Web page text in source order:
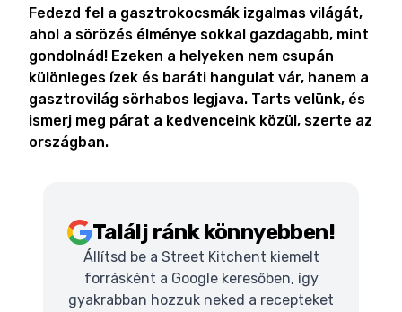
Fedezd fel a gasztrokocsmák izgalmas világát,
ahol a sörözés élménye sokkal gazdagabb, mint
gondolnád! Ezeken a helyeken nem csupán
különleges ízek és baráti hangulat vár, hanem a
gasztrovilág sörhabos legjava. Tarts velünk, és
ismerj meg párat a kedvenceink közül, szerte az
országban.
Találj ránk könnyebben!
Állítsd be a Street Kitchent kiemelt
forrásként a Google keresőben, így
gyakrabban hozzuk neked a recepteket